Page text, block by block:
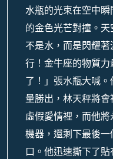
水瓶的光束在空中
的金色光芒對撞。
不是水，而是閃耀
行！金牛座的物質
了！」張水瓶大喊
量勝出，林天秤將
虛假愛情裡，而他
機器，還剩下最後一
口。他迅速撕下了